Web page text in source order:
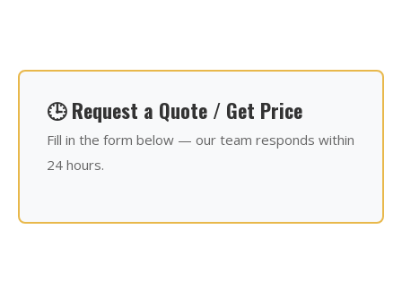
🕒 Request a Quote / Get Price
Fill in the form below — our team responds within
24 hours.